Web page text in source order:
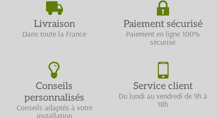
Livraison
Dans toute la France
Paiement sécurisé
Paiement en ligne 100%
sécurisé
Conseils
personnalisés
Conseils adaptés à votre
installation
Service client
Du lundi au vendredi de 9h à
18h